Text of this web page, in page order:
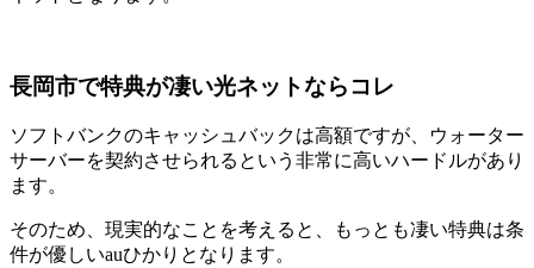
長岡市で特典が凄い光ネットならコレ
ソフトバンクのキャッシュバックは高額ですが、ウォーター
サーバーを契約させられるという非常に高いハードルがあり
ます。
そのため、現実的なことを考えると、もっとも凄い特典は条
件が優しいauひかりとなります。